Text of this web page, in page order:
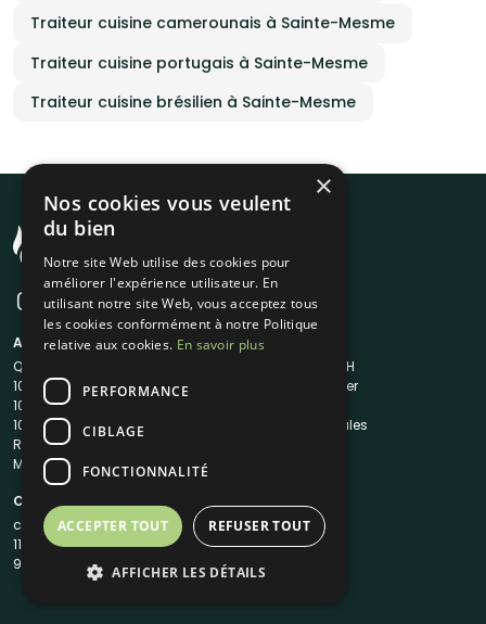
Traiteur cuisine camerounais à Sainte-Mesme
Traiteur cuisine portugais à Sainte-Mesme
Traiteur cuisine brésilien à Sainte-Mesme
A propos
Qui sommes-nous ?
1001Salles
1001Salles PRO
1001DJ
Reserverunbar
MP2
Liens utiles
Traiteur en 48H
Nous contacter
Mentions légales
Contacts
contact@1001traiteurs.com
11 Rue Maurice Grandcoing
94200 Ivry-sur-Seine
×
Nos cookies vous veulent
du bien
Notre site Web utilise des cookies pour
améliorer l'expérience utilisateur. En
utilisant notre site Web, vous acceptez tous
les cookies conformément à notre Politique
relative aux cookies. En savoir plus
PERFORMANCE
CIBLAGE
FONCTIONNALITÉ
ACCEPTER TOUT REFUSER TOUT
AFFICHER LES DÉTAILS